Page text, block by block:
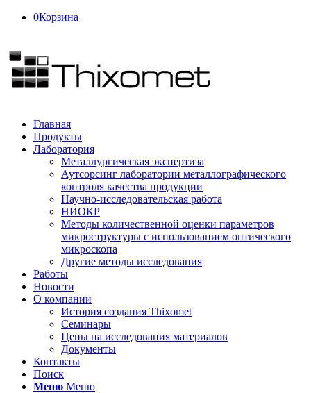
0Корзина
Главная
Продукты
Лаборатория
Металлургическая экспертиза
Аутсорсинг лаборатории металлографического
контроля качества продукции
Научно-исследовательская работа
НИОКР
Методы количественной оценки параметров
микроструктуры с использованием оптического
микроскопа
Другие методы исследования
Работы
Новости
О компании
История создания Thixomet
Семинары
Цены на исследования материалов
Документы
Контакты
Поиск
Меню Меню